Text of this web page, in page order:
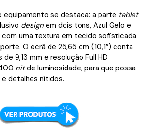
equipamento se destaca: a parte tablet
design em dois tons, Azul Gelo e
com uma textura em tecido sofisticada
O ecrã de 25,65 cm (10,1″) conta
9,13 mm e resolução Full HD
nitde luminosidade, para que possa
detalhes nítidos.